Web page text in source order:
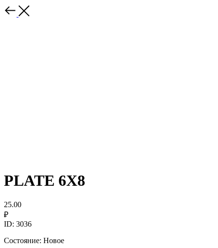
PLATE 6X8
25.00
₽
ID: 3036
Состояние: Новое